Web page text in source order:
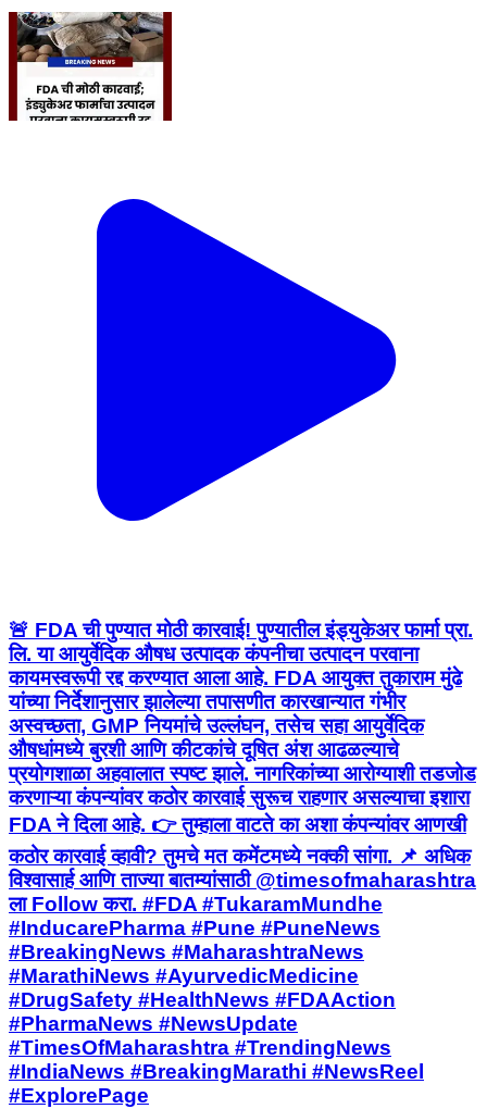
🚨 FDA ची पुण्यात मोठी कारवाई! पुण्यातील इंड्युकेअर फार्मा प्रा.
लि. या आयुर्वेदिक औषध उत्पादक कंपनीचा उत्पादन परवाना
कायमस्वरूपी रद्द करण्यात आला आहे. FDA आयुक्त तुकाराम मुंढे
यांच्या निर्देशानुसार झालेल्या तपासणीत कारखान्यात गंभीर
अस्वच्छता, GMP नियमांचे उल्लंघन, तसेच सहा आयुर्वेदिक
औषधांमध्ये बुरशी आणि कीटकांचे दूषित अंश आढळल्याचे
प्रयोगशाळा अहवालात स्पष्ट झाले. नागरिकांच्या आरोग्याशी तडजोड
करणाऱ्या कंपन्यांवर कठोर कारवाई सुरूच राहणार असल्याचा इशारा
FDA ने दिला आहे. 👉 तुम्हाला वाटते का अशा कंपन्यांवर आणखी
कठोर कारवाई व्हावी? तुमचे मत कमेंटमध्ये नक्की सांगा. 📌 अधिक
विश्वासार्ह आणि ताज्या बातम्यांसाठी @timesofmaharashtra
ला Follow करा. #FDA #TukaramMundhe
#InducarePharma #Pune #PuneNews
#BreakingNews #MaharashtraNews
#MarathiNews #AyurvedicMedicine
#DrugSafety #HealthNews #FDAAction
#PharmaNews #NewsUpdate
#TimesOfMaharashtra #TrendingNews
#IndiaNews #BreakingMarathi #NewsReel
#ExplorePage